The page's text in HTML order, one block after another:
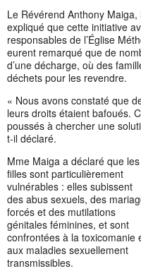
Le Révérend Anthony
expliqué que cette initiative
responsables de l’Église
eurent remarqué que de
d’une décharge, où des
déchets pour les revendre.
« Nous avons constaté que
leurs droits étaient bafoués.
poussés à chercher une
t-il déclaré.
Mme Maiga a déclaré que les
filles sont particulièrement
vulnérables : elles subissent
des abus sexuels, des
forcés et des mutilations
génitales féminines, et sont
confrontées à la toxicomanie
aux maladies sexuellement
transmissibles.